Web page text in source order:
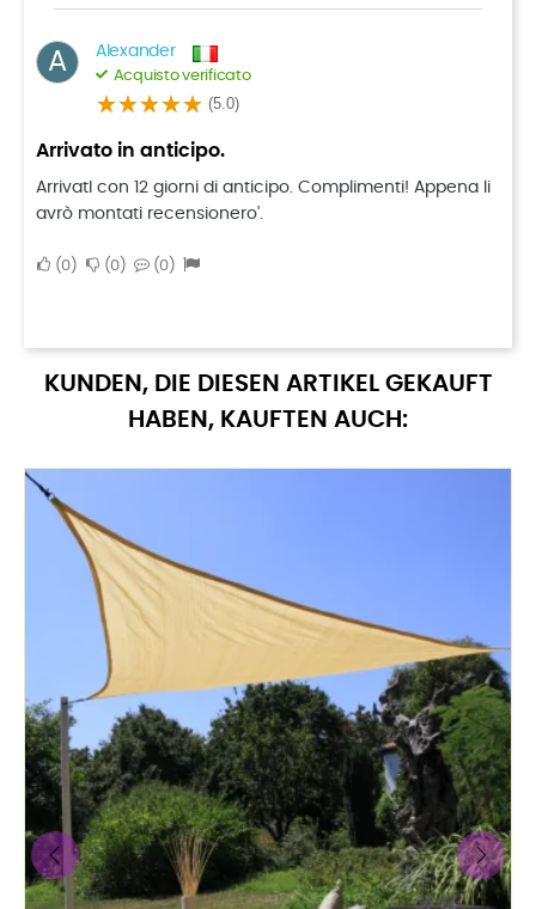
A Alexander
Acquisto verificato
(5.0)
Arrivato in anticipo.
ArrivatI con 12 giorni di anticipo. Complimenti! Appena li
avrò montati recensionero'.
0 0 0
KUNDEN, DIE DIESEN ARTIKEL GEKAUFT
HABEN, KAUFTEN AUCH:
›